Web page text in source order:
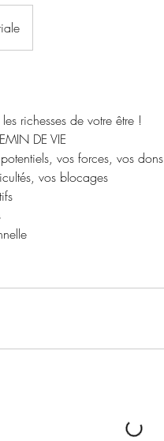
richesses de votre être !
DE VIE
vos forces, vos dons
vos blocages